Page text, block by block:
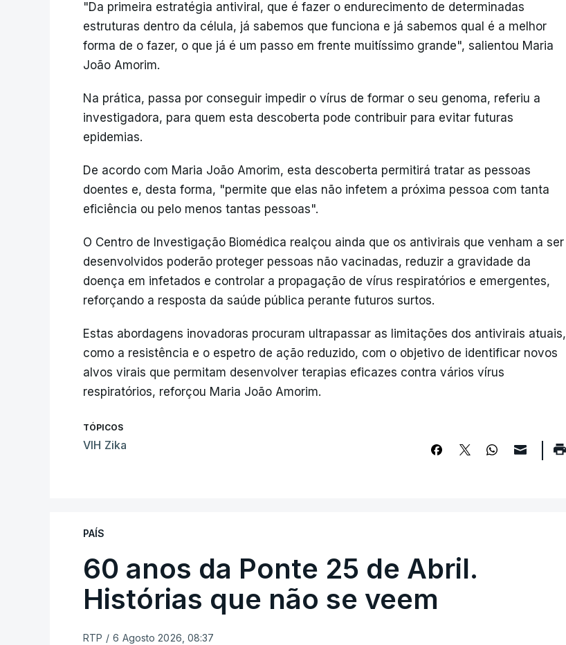
"Da primeira estratégia antiviral, que é fazer o endurecimento de determinadas
estruturas dentro da célula, já sabemos que funciona e já sabemos qual é a melhor
forma de o fazer, o que já é um passo em frente muitíssimo grande", salientou Maria
João Amorim.
Na prática, passa por conseguir impedir o vírus de formar o seu genoma, referiu a
investigadora, para quem esta descoberta pode contribuir para evitar futuras
epidemias.
De acordo com Maria João Amorim, esta descoberta permitirá tratar as pessoas
doentes e, desta forma, "permite que elas não infetem a próxima pessoa com tanta
eficiência ou pelo menos tantas pessoas".
O Centro de Investigação Biomédica realçou ainda que os antivirais que venham a ser
desenvolvidos poderão proteger pessoas não vacinadas, reduzir a gravidade da
doença em infetados e controlar a propagação de vírus respiratórios e emergentes,
reforçando a resposta da saúde pública perante futuros surtos.
Estas abordagens inovadoras procuram ultrapassar as limitações dos antivirais atuais,
como a resistência e o espetro de ação reduzido, com o objetivo de identificar novos
alvos virais que permitam desenvolver terapias eficazes contra vários vírus
respiratórios, reforçou Maria João Amorim.
TÓPICOS
VIH Zika
PAÍS
60 anos da Ponte 25 de Abril.
Histórias que não se veem
RTP / 6 Agosto 2026, 08:37